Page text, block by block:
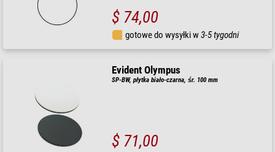
$ 74,00
gotowe do wysyłki w3-5 tygodni
Evident Olympus
SP-BW, płytka biało-czarna, śr. 100 mm
$ 71,00